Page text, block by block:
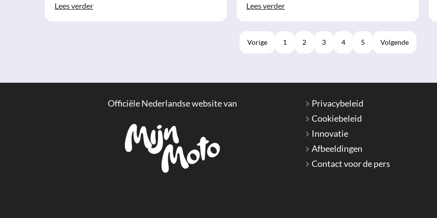
Lees verder Lees verder
Vorige 1 2 3 4 5 Volgende
Officiële Nederlandse website van
Privacybeleid
Cookiebeleid
Innovatie
Afbeeldingen
Contact voor de pers